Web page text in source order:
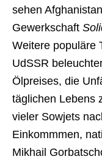
sehen
Gewerkschaft
Weitere populäre
UdSSR
Ölpreises, die
täglichen Lebens
vieler Sowjets
Einkommmen,
Mikhail